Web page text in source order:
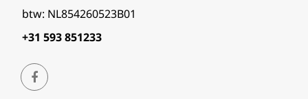
btw: NL854260523B01
+31 593 851233